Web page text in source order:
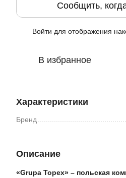
Сообщить,
Войти для отображения
В избранное
Характеристики
Бренд
Описание
«Grupа Topex» – польская